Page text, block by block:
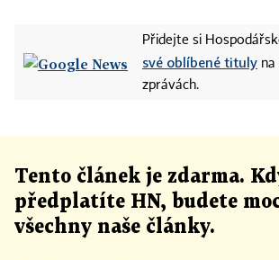
Přidejte si
své oblíbené tituly na
zprávách.
Tento článek je zdarma.
předplatíte HN, budete
všechny naše články.